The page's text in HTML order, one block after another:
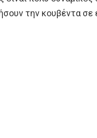
την κουβέντα σε